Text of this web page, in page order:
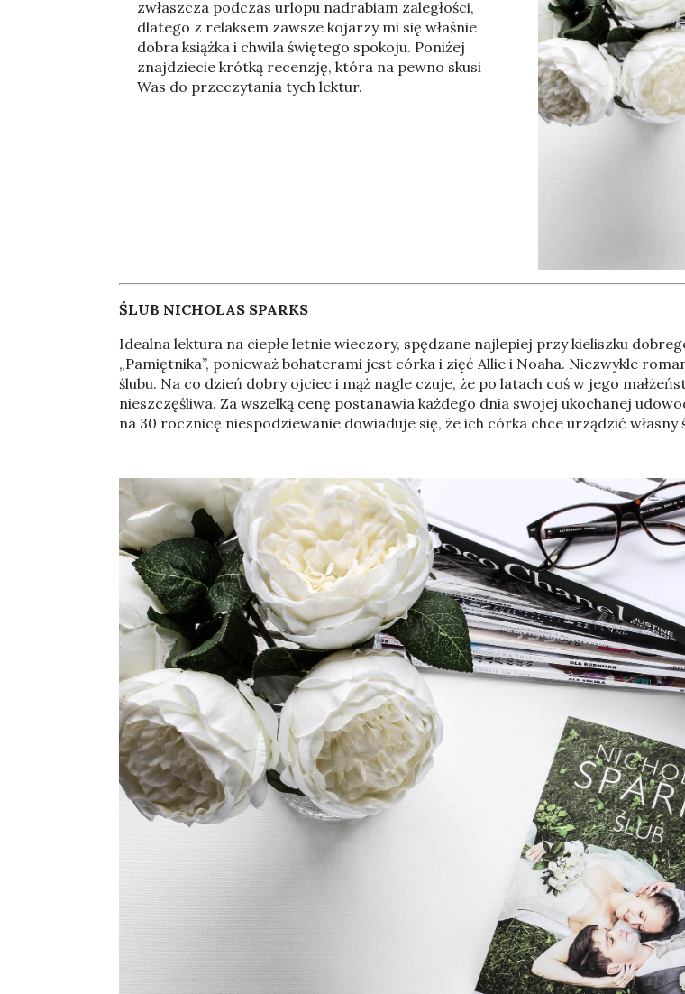
zwłaszcza podczas urlopu nadrabiam zaległości,
dlatego z relaksem zawsze kojarzy mi się właśnie
dobra książka i chwila świętego spokoju. Poniżej
znajdziecie krótką recenzję, która na pewno skusi
Was do przeczytania tych lektur.
ŚLUB NICHOLAS SPARKS
Idealna lektura na ciepłe letnie wieczory, spędzane najlepiej przy kieliszku
„Pamiętnika”, ponieważ bohaterami jest córka i zięć Allie i Noaha. Niezwykle
ślubu. Na co dzień dobry ojciec i mąż nagle czuje, że po latach coś w jego
nieszczęśliwa. Za wszelką cenę postanawia każdego dnia swojej ukochanej
na 30 rocznicę niespodziewanie dowiaduje się, że ich córka chce urządzić własny